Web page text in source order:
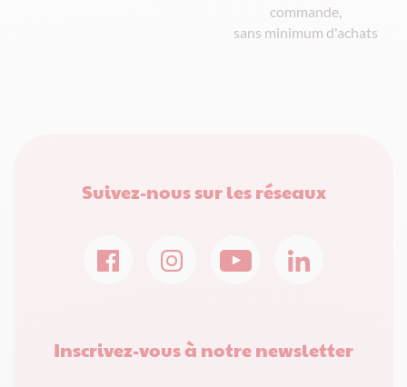
commande,
sans minimum d'achats
Suivez-nous sur les réseaux
Inscrivez-vous à notre newsletter